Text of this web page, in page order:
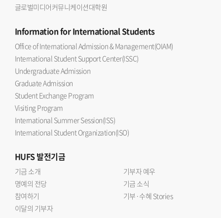
글로벌미디어커뮤니케이션대학원
Informationfor International Students
Office of International Admission & Management(OIAM)
International Student Support Center(ISSC)
Undergraduate Admission
Graduate Admission
Student Exchange Program
Visiting Program
International Summer Session(ISS)
International Student Organization(ISO)
HUFS발전기금
기금 소개
기부자 예우
명예의 전당
기금 소식
참여하기
기부·수혜 Stories
이달의 기부자